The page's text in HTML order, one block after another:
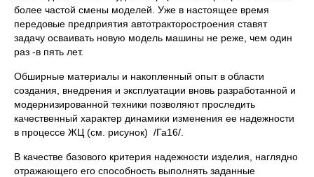
более частой смены моделей. Уже в настоящее время
передовые предприятия автотракторостроения ставят
задачу осваивать новую модель машины не реже, чем один
раз -в пять лет.
Обширные материалы и накопленный опыт в области
создания, внедрения и эксплуатации вновь разработанной и
модернизированной техники позволяют проследить
качественный характер динамики изменения ее надежности
в процессе ЖЦ (см. рисунок) /Га16/.
В качестве базового критерия надежности изделия, наглядно
отражающего его способность выполнять заданные